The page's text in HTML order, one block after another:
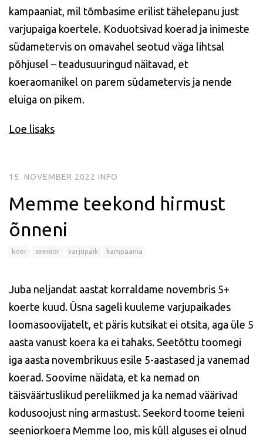
kampaaniat, mil tõmbasime erilist tähelepanu just
varjupaiga koertele. Koduotsivad koerad ja inimeste
südametervis on omavahel seotud väga lihtsal
põhjusel – teadusuuringud näitavad, et
koeraomanikel on parem südametervis ja nende
eluiga on pikem.
Loe lisaks
15. NOVEMBER 2022 INFO
Memme teekond hirmust
õnneni
koer seenior varjupaik kampaania
Juba neljandat aastat korraldame novembris 5+
koerte kuud. Üsna sageli kuuleme varjupaikades
loomasoovijatelt, et päris kutsikat ei otsita, aga üle 5
aasta vanust koera ka ei tahaks. Seetõttu toomegi
iga aasta novembrikuus esile 5-aastased ja vanemad
koerad. Soovime näidata, et ka nemad on
täisväärtuslikud pereliikmed ja ka nemad väärivad
kodusoojust ning armastust. Seekord toome teieni
seeniorkoera Memme loo, mis küll alguses ei olnud